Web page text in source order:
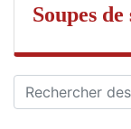
Soupes de